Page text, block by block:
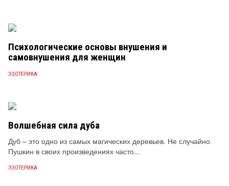
Психологические основы внушения и
самовнушения для женщин
ЭЗОТЕРИКА
Волшебная сила дуба
Дуб – это одно из самых магических деревьев. Не случайно
Пушкин в своих произведениях часто...
ЭЗОТЕРИКА